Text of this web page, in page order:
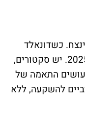
כשדונאלד
טראמפ ניצח זו היתה שנה מעולה ל-S&P500. אבל זה לא אומר שזה יקרה שוב ב-2025. יש סקטורים,
עושים התאמה של
להשקעה, ללא